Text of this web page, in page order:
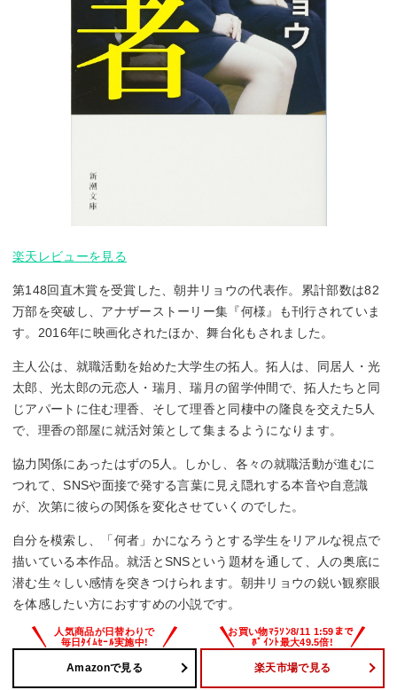
楽天レビューを見る
第148回直木賞を受賞した、朝井リョウの代表作。累計部数は82
万部を突破し、アナザーストーリー集『何様』も刊行されていま
す。2016年に映画化されたほか、舞台化もされました。
主人公は、就職活動を始めた大学生の拓人。拓人は、同居人・光
太郎、光太郎の元恋人・瑞月、瑞月の留学仲間で、拓人たちと同
じアパートに住む理香、そして理香と同棲中の隆良を交えた5人
で、理香の部屋に就活対策として集まるようになります。
協力関係にあったはずの5人。しかし、各々の就職活動が進むに
つれて、SNSや面接で発する言葉に見え隠れする本音や自意識
が、次第に彼らの関係を変化させていくのでした。
自分を模索し、「何者」かになろうとする学生をリアルな視点で
描いている本作品。就活とSNSという題材を通して、人の奥底に
潜む生々しい感情を突きつけられます。朝井リョウの鋭い観察眼
を体感したい方におすすめの小説です。
Amazonで見る 楽天市場で見る